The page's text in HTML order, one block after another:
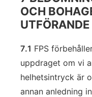
OCH
7.1 FPS
uppdraget om vi
helhetsintryck är
annan anledning